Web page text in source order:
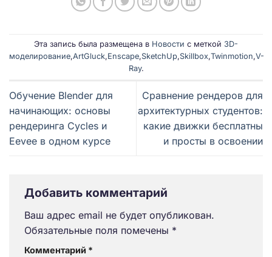
Эта запись была размещена в Новости с меткой 3D-
моделирование,ArtGluck,Enscape,SketchUp,Skillbox,Twinmotion,V-
Ray.
Обучение Blender для
начинающих: основы
рендеринга Cycles и
Eevee в одном курсе
Сравнение рендеров для
архитектурных студентов:
какие движки бесплатны
и просты в освоении
Добавить комментарий
Ваш адрес email не будет опубликован.
Обязательные поля помечены *
Комментарий *